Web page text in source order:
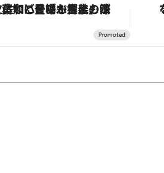
「土佐和ハーブかき氷」がOMO7高知に登場！生姜、山椒、大葉など目にも舌にも涼を呼ぶ郷土の味